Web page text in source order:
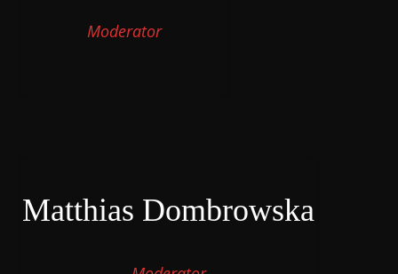
Moderator
Matthias Dombrowska